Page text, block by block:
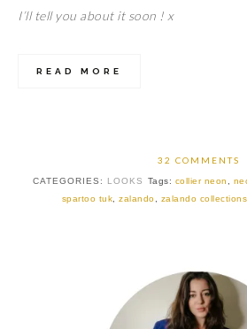
I’ll tell you about it soon ! x
READ MORE
32 COMMENTS
CATEGORIES: LOOKS Tags: collier neon ,
spartoo tuk,zalando, zalando collections